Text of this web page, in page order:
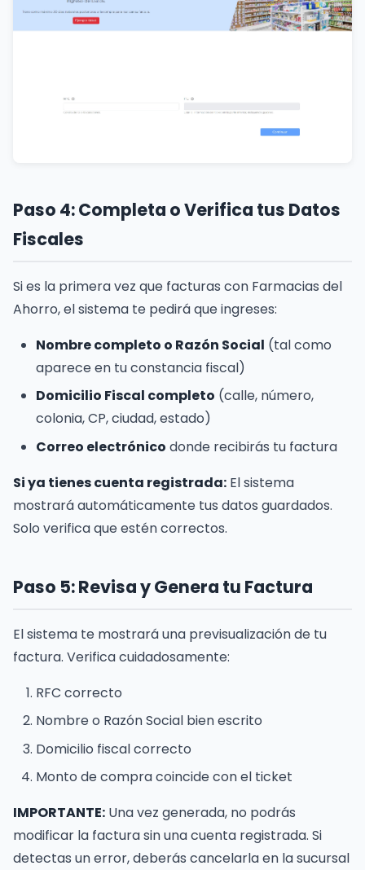
Paso 4: Completa o Verifica tus Datos
Fiscales
Si es la primera vez que facturas con Farmacias del
Ahorro, el sistema te pedirá que ingreses:
Nombre completo o Razón Social (tal como
aparece en tu constancia fiscal)
Domicilio Fiscal completo (calle, número,
colonia, CP, ciudad, estado)
Correo electrónico donde recibirás tu factura
Si ya tienes cuenta registrada: El sistema
mostrará automáticamente tus datos guardados.
Solo verifica que estén correctos.
Paso 5: Revisa y Genera tu Factura
El sistema te mostrará una previsualización de tu
factura. Verifica cuidadosamente:
RFC correcto
Nombre o Razón Social bien escrito
Domicilio fiscal correcto
Monto de compra coincide con el ticket
IMPORTANTE: Una vez generada, no podrás
modificar la factura sin una cuenta registrada. Si
detectas un error, deberás cancelarla en la sucursal